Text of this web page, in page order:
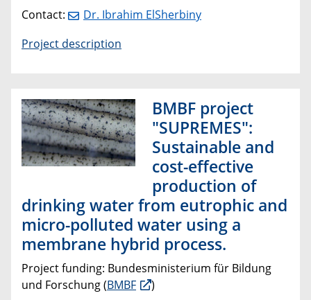
Contact:
Dr. Ibrahim ElSherbiny
Project description
BMBF project
"SUPREMES":
Sustainable and
cost-effective
production of
drinking water from eutrophic and
micro-polluted water using a
membrane hybrid process.
Project funding: Bundesministerium für Bildung
und Forschung (BMBF
)